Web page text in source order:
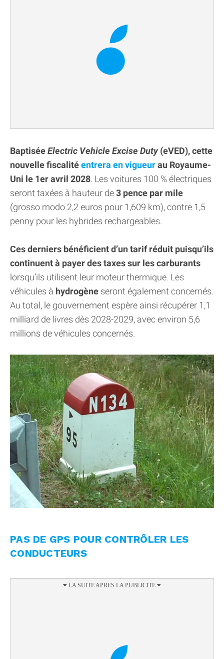
BaptiséeElectric Vehicle Excise Duty(eVED), cette
nouvelle fiscalitéentrera en vigueurau Royaume-
Uni le 1er avril 2028. Les voitures 100 % électriques
seront taxées à hauteur de3 pence par mile
(grosso modo 2,2 euros pour 1,609 km), contre 1,5
penny pour les hybrides rechargeables.
Ces derniers bénéficient d’un tarif réduit puisqu’ils
continuent à payer des taxes sur les carburants
lorsqu’ils utilisent leur moteur thermique. Les
véhicules à hydrogène seront également concernés.
Au total, le gouvernement espère ainsi récupérer 1,1
milliard de livres dès 2028-2029, avec environ 5,6
millions de véhicules concernés.
PAS DE GPS POUR CONTRÔLER LES
CONDUCTEURS